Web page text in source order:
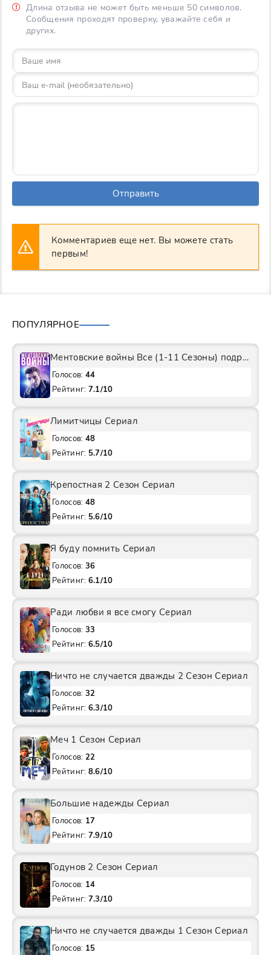
Длина отзыва не может быть меньше 50 символов.
Сообщения проходят проверку, уважайте себя и
других.
Отправить
Комментариев еще нет. Вы можете стать
первым!
ПОПУЛЯРНОЕ
Ментовские войны Все (1-11 Сезоны) подряд Сериал
Голосов: 44
Рейтинг: 7.1/10
Лимитчицы Сериал
Голосов: 48
Рейтинг: 5.7/10
Крепостная 2 Сезон Сериал
Голосов: 48
Рейтинг: 5.6/10
Я буду помнить Сериал
Голосов: 36
Рейтинг: 6.1/10
Ради любви я все смогу Сериал
Голосов: 33
Рейтинг: 6.5/10
Ничто не случается дважды 2 Сезон Сериал
Голосов: 32
Рейтинг: 6.3/10
Меч 1 Сезон Сериал
Голосов: 22
Рейтинг: 8.6/10
Большие надежды Сериал
Голосов: 17
Рейтинг: 7.9/10
Годунов 2 Сезон Сериал
Голосов: 14
Рейтинг: 7.3/10
Ничто не случается дважды 1 Сезон Сериал
Голосов: 15